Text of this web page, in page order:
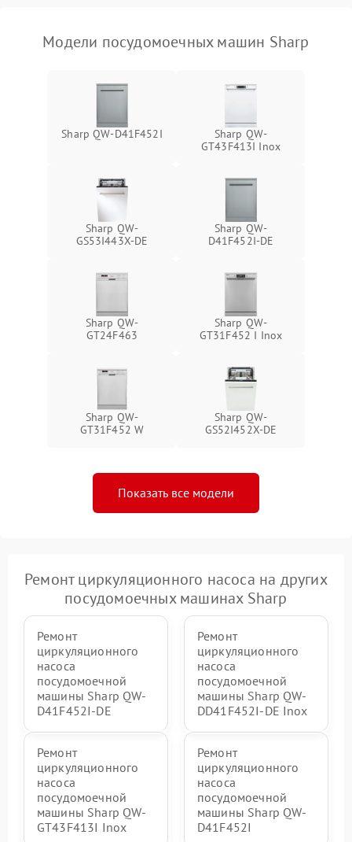
Модели посудомоечных машин Sharp
Sharp QW-D41F452I
Sharp QW-
GT43F413I Inox
Sharp QW-
GS53I443X-DE
Sharp QW-
D41F452I-DE
Sharp QW-
GT24F463
Sharp QW-
GT31F452 I Inox
Sharp QW-
GT31F452 W
Sharp QW-
GS52I452X-DE
Показать все модели
Ремонт циркуляционного насоса на других
посудомоечных машинах Sharp
Ремонт
циркуляционного
насоса
посудомоечной
машины Sharp QW-
D41F452I-DE
Ремонт
циркуляционного
насоса
посудомоечной
машины Sharp QW-
DD41F452I-DE Inox
Ремонт
циркуляционного
насоса
посудомоечной
машины Sharp QW-
GT43F413I Inox
Ремонт
циркуляционного
насоса
посудомоечной
машины Sharp QW-
D41F452I